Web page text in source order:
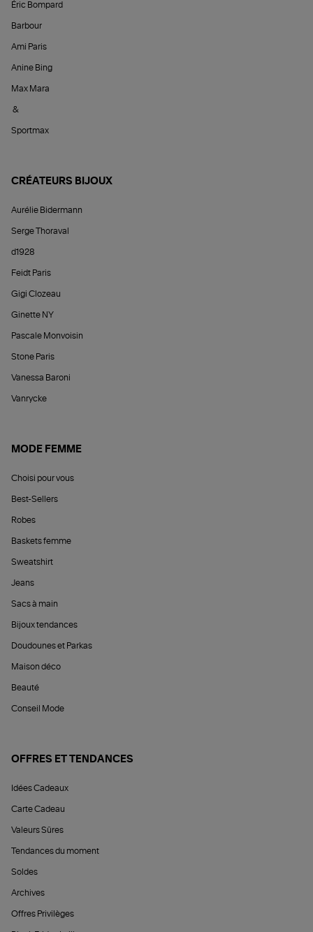
Éric Bompard
Barbour
Ami Paris
Anine Bing
Max Mara
&
Sportmax
CRÉATEURS BIJOUX
Aurélie Bidermann
Serge Thoraval
d1928
Feidt Paris
Gigi Clozeau
Ginette NY
Pascale Monvoisin
Stone Paris
Vanessa Baroni
Vanrycke
MODE FEMME
Choisi pour vous
Best-Sellers
Robes
Baskets femme
Sweatshirt
Jeans
Sacs à main
Bijoux tendances
Doudounes et Parkas
Maison déco
Beauté
Conseil Mode
OFFRES ET TENDANCES
Idées Cadeaux
Carte Cadeau
Valeurs Sûres
Tendances du moment
Soldes
Archives
Offres Privilèges